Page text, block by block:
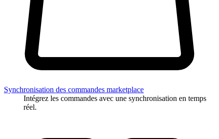
Synchronisation des commandes marketplace
Intégrez les commandes avec une synchronisation en temps
réel.